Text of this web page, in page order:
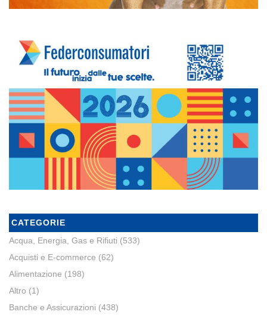
CATEGORIE
Acqua, Energia, Gas e Rifiuti (533)
Acquisti e E-commerce (62)
Alimentazione (198)
Altro (1)
Banche e Assicurazioni (438)